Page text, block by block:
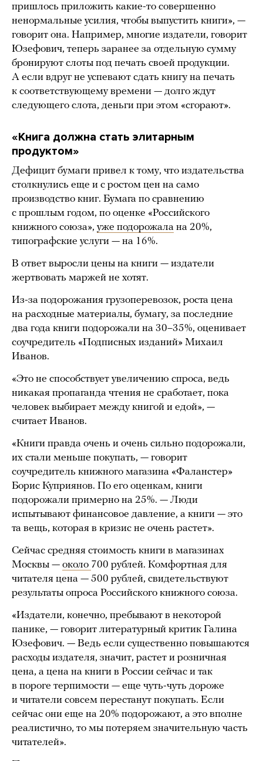
пришлось приложить какие-то совершенно
ненормальные усилия, чтобы выпустить книги», —
говорит она. Например, многие издатели, говорит
Юзефович, теперь заранее за отдельную сумму
бронируют слоты под печать своей продукции.
А если вдруг не успевают сдать книгу на печать
к соответствующему времени — долго ждут
следующего слота, деньги при этом «сгорают».
«Книга должна стать элитарным
продуктом»
Дефицит бумаги привел к тому, что издательства
столкнулись еще и с ростом цен на само
производство книг. Бумага по сравнению
с прошлым годом, по оценке «Российского
книжного союза», уже подорожала на 20%,
типографские услуги — на 16%.
В ответ выросли цены на книги — издатели
жертвовать маржей не хотят.
Из-за подорожания грузоперевозок, роста цена
на расходные материалы, бумагу, за последние
два года книги подорожали на 30–35%, оценивает
соучредитель «Подписных изданий» Михаил
Иванов.
«Это не способствует увеличению спроса, ведь
никакая пропаганда чтения не сработает, пока
человек выбирает между книгой и едой», —
считает Иванов.
«Книги правда очень и очень сильно подорожали,
их стали меньше покупать, — говорит
соучредитель книжного магазина «Фаланстер»
Борис Куприянов. По его оценкам, книги
подорожали примерно на 25%. — Люди
испытывают финансовое давление, а книги — это
та вещь, которая в кризис не очень растет».
Сейчас средняя стоимость книги в магазинах
Москвы — около 700 рублей. Комфортная для
читателя цена — 500 рублей, свидетельствуют
результаты опроса Российского книжного союза.
«Издатели, конечно, пребывают в некоторой
панике, — говорит литературный критик Галина
Юзефович. — Ведь если существенно повышаются
расходы издателя, значит, растет и розничная
цена, а цена на книги в России сейчас и так
в пороге терпимости — еще чуть-чуть дороже
и читатели совсем перестанут покупать. Если
сейчас они еще на 20% подорожают, а это вполне
реалистично, то мы потеряем значительную часть
читателей».